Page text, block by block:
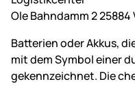
Ole Bahndamm 2
Batterien oder Akkus,
mit dem Symbol einer
gekennzeichnet. Die